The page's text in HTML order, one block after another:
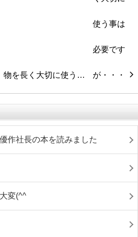
物を長く大切に使う…
作社長の本を読みました
変(^^ゞ